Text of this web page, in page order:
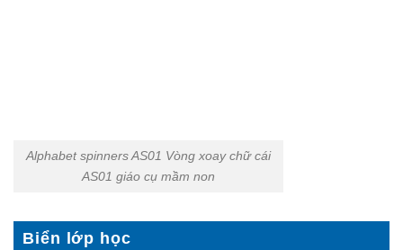
Alphabet spinners AS01 Vòng xoay chữ cái
AS01 giáo cụ mầm non
Biển lớp học